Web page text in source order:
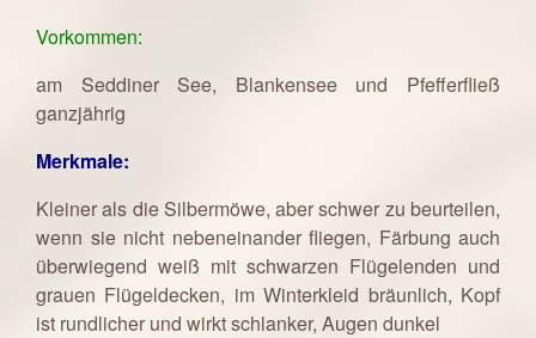
Vorkommen:
am Seddiner See, Blankensee und Pfefferfließ
ganzjährig
Merkmale:
Kleiner als die Silbermöwe, aber schwer zu beurteilen,
wenn sie nicht nebeneinander fliegen, Färbung auch
überwiegend weiß mit schwarzen Flügelenden und
grauen Flügeldecken, im Winterkleid bräunlich, Kopf
ist rundlicher und wirkt schlanker, Augen dunkel